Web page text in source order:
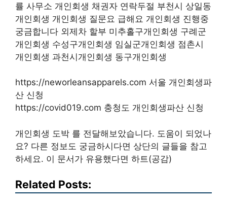
률 사무소 개인회생 채권자 연락두절 부천시 상일동
개인회생 개인회생 질문요 급해요 개인회생 진행중
궁금합니다 외제차 할부 미추홀구개인회생 구례군
개인회생 수성구개인회생 임실군개인회생 점촌시
개인회생 과천시개인회생 동구개인회생
https://neworleansapparels.com 서울 개인회생파
산 신청
https://covid019.com 충청도 개인회생파산 신청
개인회생 도박 를 전달해보았습니다. 도움이 되었나
요? 다른 정보도 궁금하시다면 상단의 글들을 참고
하세요. 이 문서가 유용했다면 하트(공감)
Related Posts: